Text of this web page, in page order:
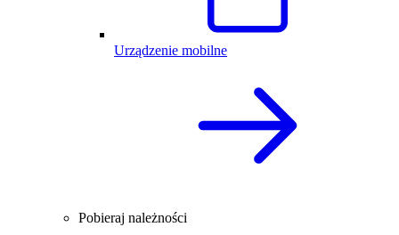
Urządzenie mobilne
Pobieraj należności